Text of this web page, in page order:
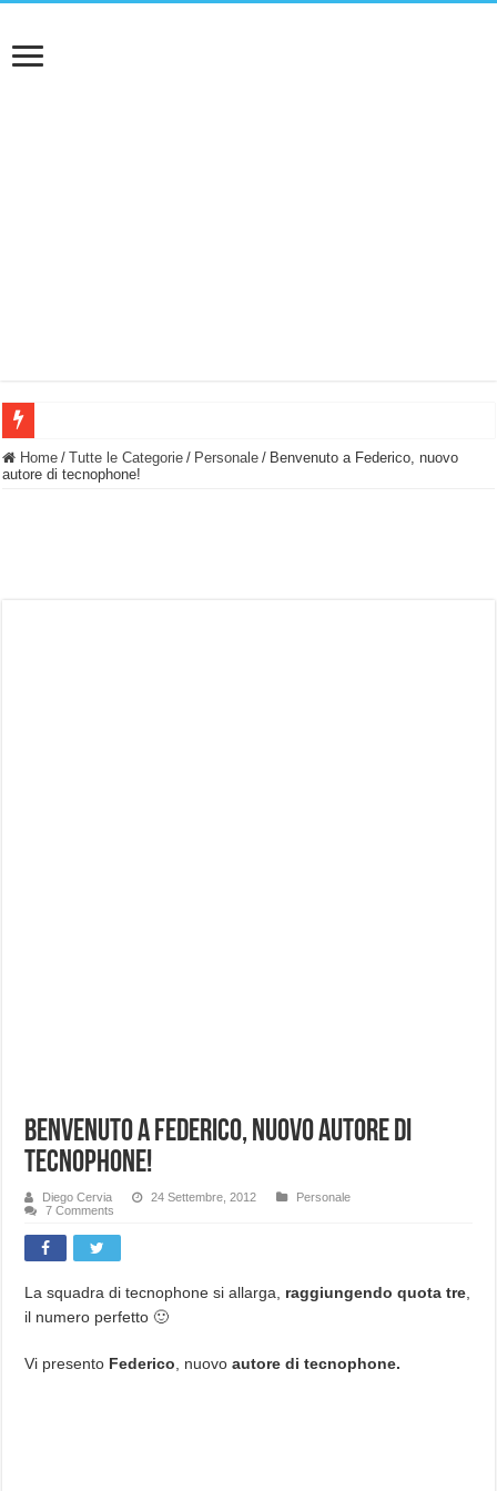
BASTA FATICARE! Questo robot tagliaerba lo appoggi e fa tutto lui! (Senza
Home / Tutte le Categorie / Personale / Benvenuto a Federico, nuovo
autore di tecnophone!
Benvenuto a Federico, nuovo autore di
tecnophone!
Diego Cervia 24 Settembre, 2012
Personale
7 Comments
La squadra di tecnophone si allarga, raggiungendo quota tre
il numero perfetto 🙂
Vi presento Federico , nuovoautore di tecnophone.